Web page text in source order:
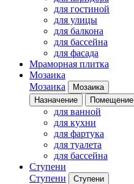
для гостиной
для улицы
для балкона
для бассейна
для фасада
Мраморная плитка
Мозаика
Мозаика
Мозаика
Назначение
Помещение
для ванной
для кухни
для фартука
для туалета
для бассейна
Ступени
Ступени
Ступени